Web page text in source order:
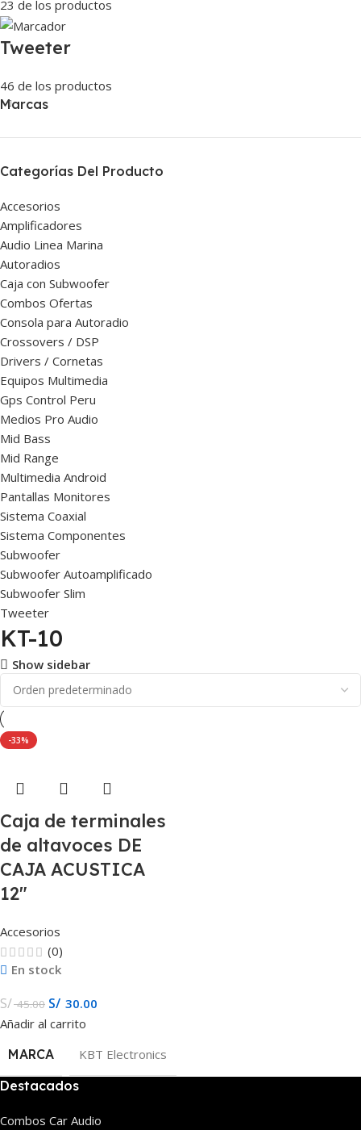
23 de los productos
Tweeter
46 de los productos
Marcas
Categorías Del Producto
Accesorios
Amplificadores
Audio Linea Marina
Autoradios
Caja con Subwoofer
Combos Ofertas
Consola para Autoradio
Crossovers / DSP
Drivers / Cornetas
Equipos Multimedia
Gps Control Peru
Medios Pro Audio
Mid Bass
Mid Range
Multimedia Android
Pantallas Monitores
Sistema Coaxial
Sistema Componentes
Subwoofer
Subwoofer Autoamplificado
Subwoofer Slim
Tweeter
KT-10
Show sidebar
-33%
Caja de terminales
de altavoces DE
CAJA ACUSTICA
12″
Accesorios
(0)
En stock
S/45.00 S/ 30.00
Añadir al carrito
MARCA
KBT Electronics
Destacados
Combos Car Audio